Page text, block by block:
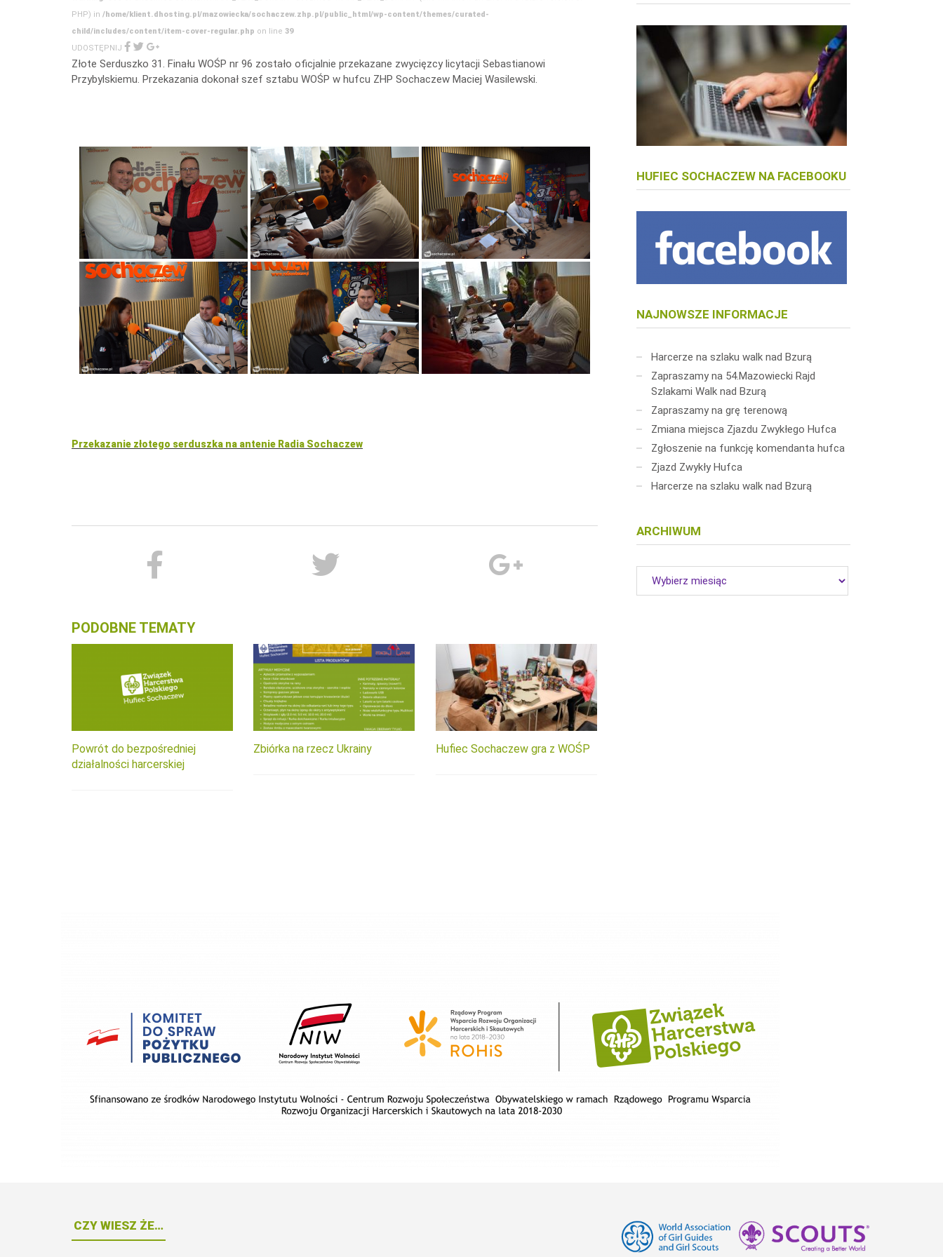
PHP) in /home/klient.dhosting.pl/mazowiecka/sochaczew.zhp.pl/public_html/wp-content/themes/curated-
child/includes/content/item-cover-regular.php on line 39
UDOSTĘPNIJ
Złote Serduszko 31. Finału WOŚP nr 96 zostało oficjalnie przekazane zwycięzcy licytacji Sebastianowi
Przybylskiemu. Przekazania dokonał szef sztabu WOŚP w hufcu ZHP Sochaczew Maciej Wasilewski.
Przekazanie złotego serduszka na antenie Radia Sochaczew
PODOBNE TEMATY
Powrót do bezpośredniej
działalności harcerskiej
Zbiórka na rzecz Ukrainy Hufiec Sochaczew gra z WOŚP
HUFIEC SOCHACZEW NA FACEBOOKU
NAJNOWSZE INFORMACJE
Harcerze na szlaku walk nad Bzurą
Zapraszamy na 54.Mazowiecki Rajd
Szlakami Walk nad Bzurą
Zapraszamy na grę terenową
Zmiana miejsca Zjazdu Zwykłego Hufca
Zgłoszenie na funkcję komendanta hufca
Zjazd Zwykły Hufca
Harcerze na szlaku walk nad Bzurą
ARCHIWUM
Archiwum
CZY WIESZ ŻE…